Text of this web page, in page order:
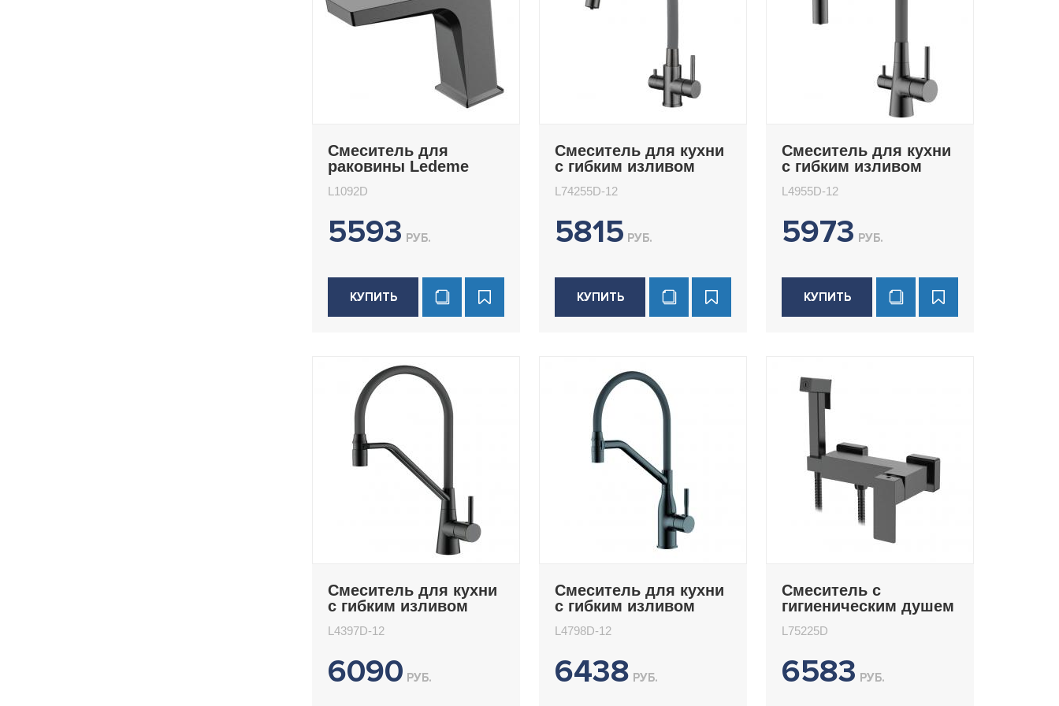
Смеситель для
раковины Ledeme
L1092D
5593 РУБ.
КУПИТЬ
Смеситель для кухни
с гибким изливом
L74255D-12
5815 РУБ.
КУПИТЬ
Смеситель для кухни
с гибким изливом
L4955D-12
5973 РУБ.
КУПИТЬ
Смеситель для кухни
с гибким изливом
L4397D-12
6090 РУБ.
Смеситель для кухни
с гибким изливом
L4798D-12
6438 РУБ.
Смеситель с
гигиеническим душем
L75225D
6583 РУБ.